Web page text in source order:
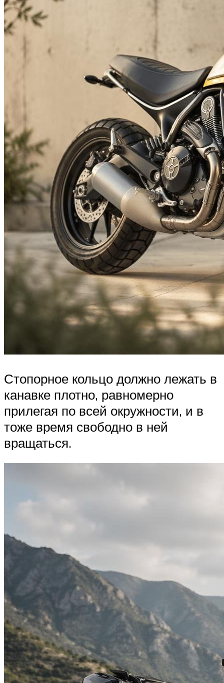
Стопорное кольцо должно лежать в
канавке плотно, равномерно
прилегая по всей окружности, и в
тоже время свободно в ней
вращаться.